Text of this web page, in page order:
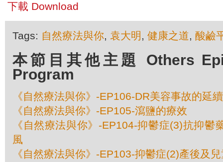
下載 Download
Tags: 自然療法與你, 袁大明 , 健康之道, 酸鹼
本節目其他主題 Others
Program
《自然療法與你》-EP106-DR美容事故的延
《自然療法與你》-EP105-瀉鹽的療效
《自然療法與你》-EP104-抑鬱症(3)抗抑鬱
風
《自然療法與你》-EP103-抑鬱症(2)產後及